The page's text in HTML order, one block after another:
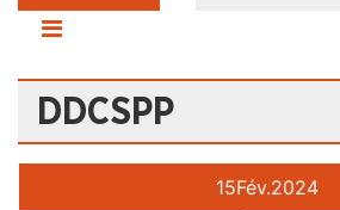
DDCSPP
15Fév.2024